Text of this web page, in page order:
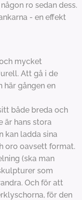
ro sedan dess.
- en effekt
mycket
Att gå i de
här gången en
både breda och
är hans stora
kan ladda sina
oro oavsett format.
(ska man
som
Och för att
för den